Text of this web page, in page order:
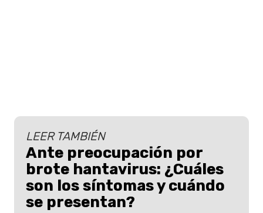
LEER TAMBIÉN
Ante preocupación por
brote hantavirus: ¿Cuáles
son los síntomas y cuándo
se presentan?